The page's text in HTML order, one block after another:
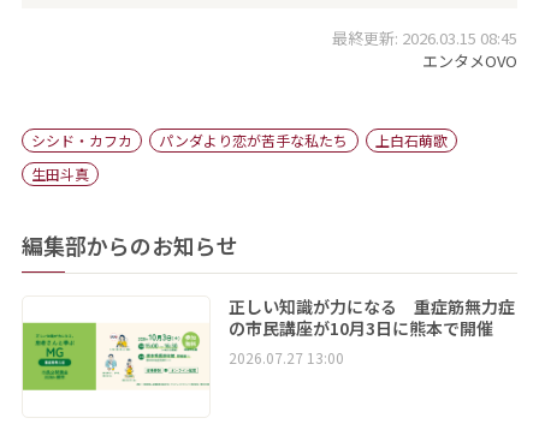
最終更新: 2026.03.15 08:45
エンタメOVO
シシド・カフカ パンダより恋が苦手な私たち
上白石萌歌
生田斗真
編集部からのお知らせ
正しい知識が力になる 重症筋無力症
の市民講座が10月3日に熊本で開催
2026.07.27 13:00